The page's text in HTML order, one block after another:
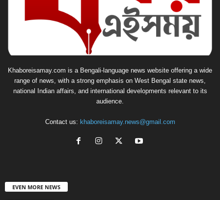
Khaboreisamay.com is a Bengali-language news website offering a wide
range of news, with a strong emphasis on West Bengal state news,
national Indian affairs, and international developments relevant to its
audience.
Contact us: khaboreisamay.news@gmail.com
EVEN MORE NEWS